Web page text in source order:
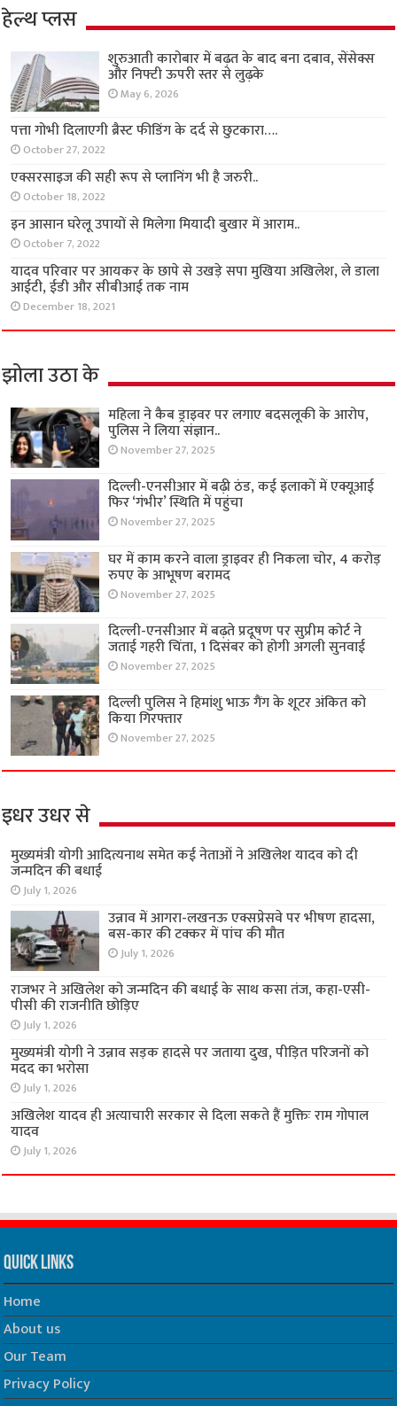
हेल्थ प्लस
शुरुआती कारोबार में बढ़त के बाद बना दबाव, सेंसेक्स
और निफ्टी ऊपरी स्तर से लुढ़के
May 6, 2026
पत्ता गोभी दिलाएगी ब्रैस्ट फीडिंग के दर्द से छुटकारा….
October 27, 2022
एक्सरसाइज की सही रूप से प्लानिंग भी है जरुरी..
October 18, 2022
इन आसान घरेलू उपायों से मिलेगा मियादी बुखार में आराम..
October 7, 2022
यादव परिवार पर आयकर के छापे से उखड़े सपा मुखिया अखिलेश, ले डाला
आईटी, ईडी और सीबीआई तक नाम
December 18, 2021
झोला उठा के
महिला ने कैब ड्राइवर पर लगाए बदसलूकी के आरोप,
पुलिस ने लिया संज्ञान..
November 27, 2025
दिल्ली-एनसीआर में बढ़ी ठंड, कई इलाकों में एक्यूआई
फिर ‘गंभीर’ स्थिति में पहुंचा
November 27, 2025
घर में काम करने वाला ड्राइवर ही निकला चोर, 4 करोड़
रुपए के आभूषण बरामद
November 27, 2025
दिल्ली-एनसीआर में बढ़ते प्रदूषण पर सुप्रीम कोर्ट ने
जताई गहरी चिंता, 1 दिसंबर को होगी अगली सुनवाई
November 27, 2025
दिल्ली पुलिस ने हिमांशु भाऊ गैंग के शूटर अंकित को
किया गिरफ्तार
November 27, 2025
इधर उधर से
मुख्यमंत्री योगी आदित्यनाथ समेत कई नेताओं ने अखिलेश यादव को दी
जन्मदिन की बधाई
July 1, 2026
उन्नाव में आगरा-लखनऊ एक्सप्रेसवे पर भीषण हादसा,
बस-कार की टक्कर में पांच की मौत
July 1, 2026
राजभर ने अखिलेश को जन्मदिन की बधाई के साथ कसा तंज, कहा-एसी-
पीसी की राजनीति छोड़िए
July 1, 2026
मुख्यमंत्री योगी ने उन्नाव सड़क हादसे पर जताया दुख, पीड़ित परिजनों को
मदद का भरोसा
July 1, 2026
अखिलेश यादव ही अत्याचारी सरकार से दिला सकते हैं मुक्तिः राम गोपाल
यादव
July 1, 2026
Quick Links
Home
About us
Our Team
Privacy Policy